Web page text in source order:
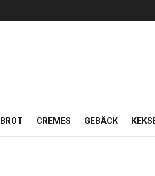
BROT CREMES GEBÄCK